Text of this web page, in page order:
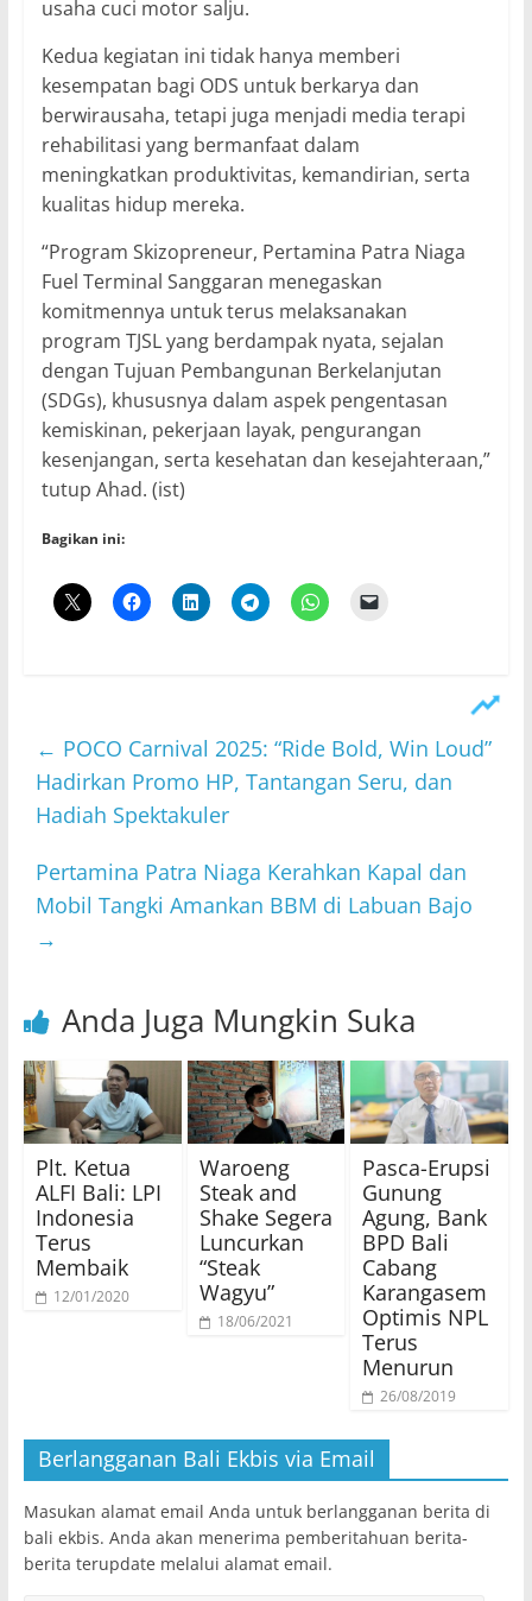
usaha cuci motor salju.
Kedua kegiatan ini tidak hanya memberi
kesempatan bagi ODS untuk berkarya dan
berwirausaha, tetapi juga menjadi media terapi
rehabilitasi yang bermanfaat dalam
meningkatkan produktivitas, kemandirian, serta
kualitas hidup mereka.
“Program Skizopreneur, Pertamina Patra Niaga
Fuel Terminal Sanggaran menegaskan
komitmennya untuk terus melaksanakan
program TJSL yang berdampak nyata, sejalan
dengan Tujuan Pembangunan Berkelanjutan
(SDGs), khususnya dalam aspek pengentasan
kemiskinan, pekerjaan layak, pengurangan
kesenjangan, serta kesehatan dan kesejahteraan,”
tutup Ahad. (ist)
Bagikan ini:
← POCO Carnival 2025: “Ride Bold, Win Loud”
Hadirkan Promo HP, Tantangan Seru, dan
Hadiah Spektakuler
Pertamina Patra Niaga Kerahkan Kapal dan
Mobil Tangki Amankan BBM di Labuan Bajo
→
Anda Juga Mungkin Suka
Plt. Ketua
ALFI Bali: LPI
Indonesia
Terus
Membaik
12/01/2020
Waroeng
Steak and
Shake Segera
Luncurkan
“Steak
Wagyu”
18/06/2021
Pasca-Erupsi
Gunung
Agung, Bank
BPD Bali
Cabang
Karangasem
Optimis NPL
Terus
Menurun
26/08/2019
Berlangganan Bali Ekbis via Email
Masukan alamat email Anda untuk berlangganan berita di
bali ekbis. Anda akan menerima pemberitahuan berita-
berita terupdate melalui alamat email.